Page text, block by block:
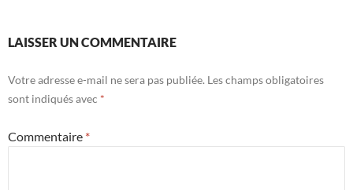
LAISSER UN COMMENTAIRE
Votre adresse e-mail ne sera pas publiée. Les champs obligatoires
sont indiqués avec *
Commentaire *